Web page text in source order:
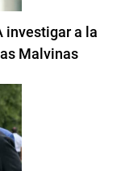
investigar a la
Malvinas